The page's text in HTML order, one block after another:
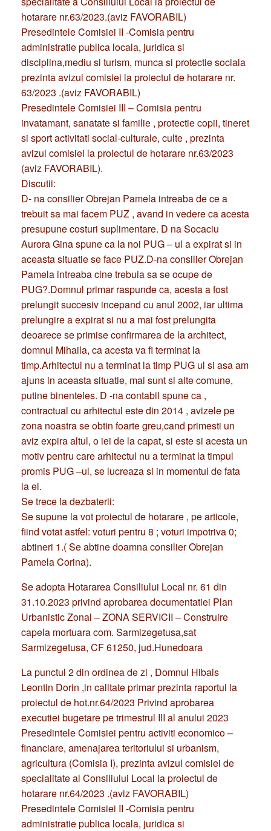
hotarare nr.63/2023.(aviz FAVORABIL)
Presedintele Comisiei II -Comisia pentru
administratie publica locala, juridica si
disciplina,mediu si turism, munca si protectie sociala
prezinta avizul comisiei la proiectul de hotarare nr.
63/2023 .(aviz FAVORABIL)
Presedintele Comisiei III – Comisia pentru
invatamant, sanatate si familie , protectie copii, tineret
si sport activitati social-culturale, culte , prezinta
avizul comisiei la proiectul de hotarare nr.63/2023
(aviz FAVORABIL).
Discutii:
D- na consilier Obrejan Pamela intreaba de ce a
trebuit sa mai facem PUZ , avand in vedere ca acesta
presupune costuri suplimentare. D na Socaciu
Aurora Gina spune ca la noi PUG – ul a expirat si in
aceasta situatie se face PUZ.D-na consilier Obrejan
Pamela intreaba cine trebuia sa se ocupe de
PUG?.Domnul primar raspunde ca, acesta a fost
prelungit succesiv incepand cu anul 2002, iar ultima
prelungire a expirat si nu a mai fost prelungita
deoarece se primise confirmarea de la architect,
domnul Mihaila, ca acesta va fi terminat la
timp.Arhitectul nu a terminat la timp PUG ul si asa am
ajuns in aceasta situatie, mai sunt si alte comune,
putine binenteles. D -na contabil spune ca ,
contractual cu arhitectul este din 2014 , avizele pe
zona noastra se obtin foarte greu,cand primesti un
aviz expira altul, o iei de la capat, si este si acesta un
motiv pentru care arhitectul nu a terminat la timpul
promis PUG –ul, se lucreaza si in momentul de fata
la el.
Se trece la dezbaterii:
Se supune la vot proiectul de hotarare , pe articole,
fiind votat astfel: voturi pentru 8 ; voturi impotriva 0;
abtineri 1.( Se abtine doamna consilier Obrejan
Pamela Corina).
Se adopta Hotararea Consiliului Local nr. 61 din
31.10.2023 privind aprobarea documentatiei Plan
Urbanistic Zonal – ZONA SERVICII – Construire
capela mortuara com. Sarmizegetusa,sat
Sarmizegetusa, CF 61250, jud.Hunedoara
La punctul 2 din ordinea de zi , Domnul Hibais
Leontin Dorin ,in calitate primar prezinta raportul la
proiectul de hot.nr.64/2023 Privind aprobarea
executiei bugetare pe trimestrul III al anului 2023
Presedintele Comisiei pentru activiti economico –
financiare, amenajarea teritoriului si urbanism,
agricultura (Comisia I), prezinta avizul comisiei de
specialitate al Consiliului Local la proiectul de
hotarare nr.64/2023 .(aviz FAVORABIL)
Presedintele Comisiei II -Comisia pentru
administratie publica locala, juridica si